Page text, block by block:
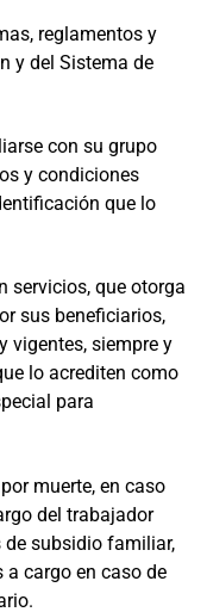
reglamentos y
y del Sistema de
con su grupo
y condiciones
que lo
servicios, que otorga
sus beneficiarios,
vigentes, siempre y
lo acrediten como
para
muerte, en caso
del trabajador
de subsidio familiar,
a cargo en caso de